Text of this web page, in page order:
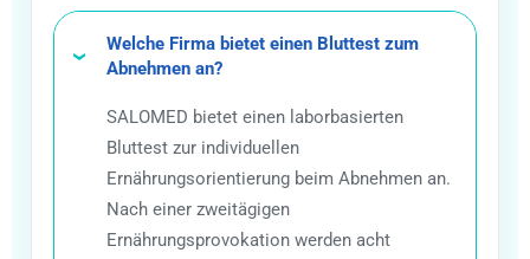
Welche Firma bietet einen Bluttest zum
Abnehmen an?
SALOMED bietet einen laborbasierten
Bluttest zur individuellen
Ernährungsorientierung beim Abnehmen an.
Nach einer zweitägigen
Ernährungsprovokation werden acht